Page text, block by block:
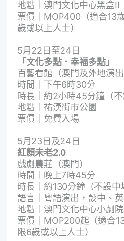
地點｜澳門文化中心黑盒II
票價｜MOP400（適合13
歲或以上人士）
5月22日至24日
「文化多點．幸福多點」
百藝看館（澳門及外地演出
時間｜下午6時30分
時長｜約2小時45分鐘（不
地點｜祐漢街市公園
票價｜免費入場
5月23日及24日
紅顏未老2.0
戲劇農莊（澳門）
時間｜晚上7時45分
時長｜約130分鐘（不設中
語言｜粵語演出，設中、
地點｜澳門文化中心小劇院
票價｜MOP200起（適合
限6歲或以上人士）